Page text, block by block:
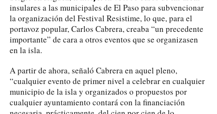
insulares a las municipales de El Paso para subvencionar
la organización del Festival Resistime, lo que, para el
portavoz popular, Carlos Cabrera, creaba “un precedente
importante” de cara a otros eventos que se organizasen
en la isla.
A partir de ahora, señaló Cabrera en aquel pleno,
“cualquier evento de primer nivel a celebrar en cualquier
municipio de la isla y organizados o propuestos por
cualquier ayuntamiento contará con la financiación